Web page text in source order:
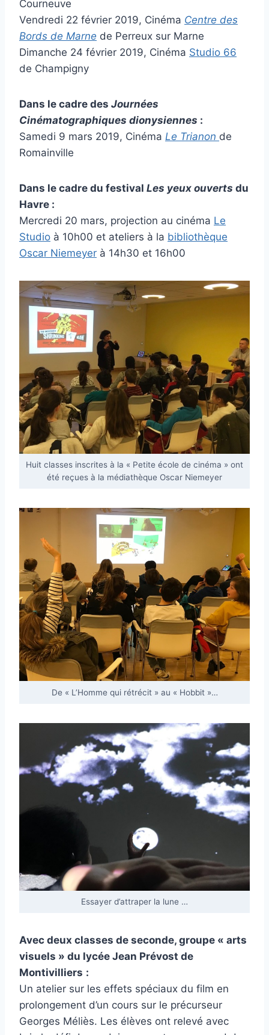
Courneuve
Vendredi 22 février 2019, Cinéma Centre des
Bords de Marne de Perreux sur Marne
Dimanche 24 février 2019, Cinéma Studio 66
de Champigny
Dans le cadre des Journées
Cinématographiques dionysiennes :
Samedi 9 mars 2019, Cinéma Le Trianon de
Romainville
Dans le cadre du festival Les yeux ouverts du
Havre :
Mercredi 20 mars, projection au cinéma Le
Studio à 10h00 et ateliers à la bibliothèque
Oscar Niemeyer à 14h30 et 16h00
Huit classes inscrites à la « Petite école de cinéma » ont
été reçues à la médiathèque Oscar Niemeyer
De « L’Homme qui rétrécit » au « Hobbit »…
Essayer d’attraper la lune …
Avec deux classes de seconde, groupe « arts
visuels » du lycée Jean Prévost de
Montivilliers :
Un atelier sur les effets spéciaux du film en
prolongement d’un cours sur le précurseur
Georges Méliès. Les élèves ont relevé avec